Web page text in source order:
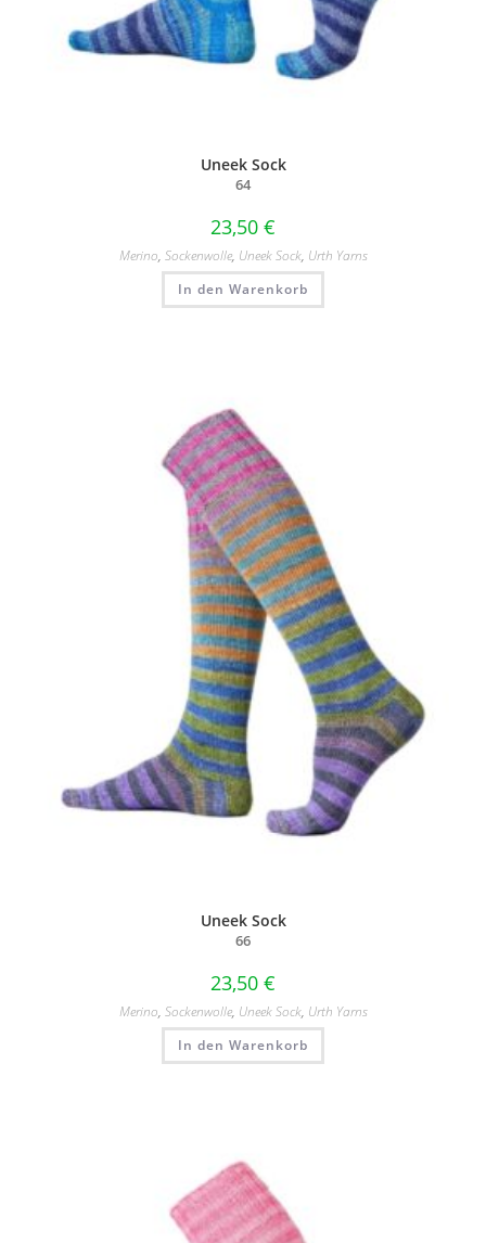
Uneek Sock
64
23,50 €
Merino, Sockenwolle, Uneek Sock, Urth Yarns
In den Warenkorb
Uneek Sock
66
23,50 €
Merino, Sockenwolle, Uneek Sock, Urth Yarns
In den Warenkorb